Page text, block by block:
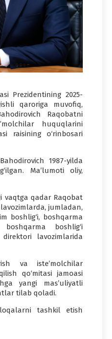
Prezidentining 2025-
qaroriga muvofiq,
Raqobatni
huquqlarini
raisining o‘rinbosari
1987-yilda
Ma’lumoti oliy,
vaqtga qadar Raqobat
jumladan,
boshlig‘i, boshqarma
boshqarma boshlig‘i
lavozimlarida
va iste’molchilar
qo‘mitasi jamoasi
yangi mas’uliyatli
tilab qoladi.
tashkil etish